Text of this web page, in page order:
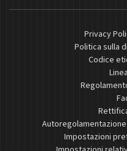
Privacy
Politica sulla
Codice
Impostazioni